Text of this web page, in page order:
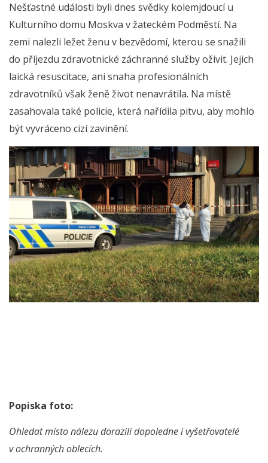
Nešťastné události byli dnes svědky kolemjdoucí u
Kulturního domu Moskva v žateckém Podměstí. Na
zemi nalezli ležet ženu v bezvědomí, kterou se snažili
do příjezdu zdravotnické záchranné služby oživit. Jejich
laická resuscitace, ani snaha profesionálních
zdravotníků však ženě život nenavrátila. Na místě
zasahovala také policie, která nařídila pitvu, aby mohlo
být vyvráceno cizí zavinění.
Popiska foto:
Ohledat místo nálezu dorazili dopoledne i vyšetřovatelé
v ochranných oblecích.